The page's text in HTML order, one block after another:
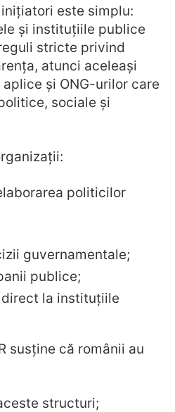
este simplu:
și instituțiile publice
stricte privind
atunci aceleași
și ONG-urilor care
sociale și
politicilor
guvernamentale;
publice;
la instituțiile
susține că românii au
structuri;